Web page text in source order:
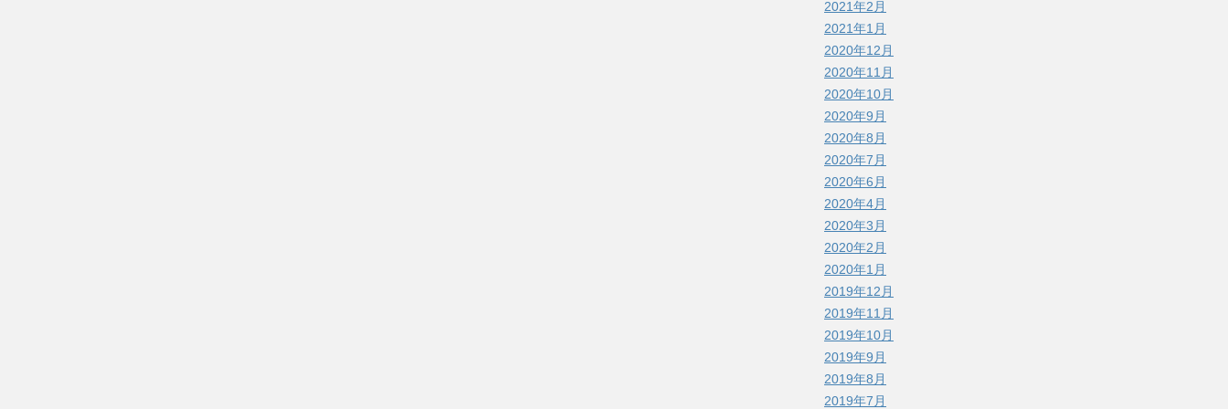
2021年2月
2021年1月
2020年12月
2020年11月
2020年10月
2020年9月
2020年8月
2020年7月
2020年6月
2020年4月
2020年3月
2020年2月
2020年1月
2019年12月
2019年11月
2019年10月
2019年9月
2019年8月
2019年7月